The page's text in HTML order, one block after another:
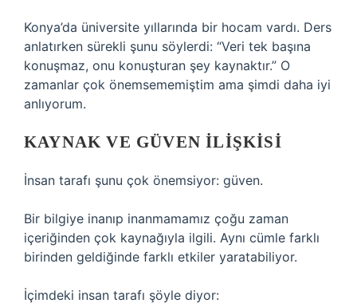
Konya’da üniversite yıllarında bir hocam vardı. Ders
anlatırken sürekli şunu söylerdi: “Veri tek başına
konuşmaz, onu konuşturan şey kaynaktır.” O
zamanlar çok önemsememiştim ama şimdi daha iyi
anlıyorum.
KAYNAK VE GÜVEN ILIŞKISI
İnsan tarafı şunu çok önemsiyor: güven.
Bir bilgiye inanıp inanmamamız çoğu zaman
içeriğinden çok kaynağıyla ilgili. Aynı cümle farklı
birinden geldiğinde farklı etkiler yaratabiliyor.
İçimdeki insan tarafı şöyle diyor: